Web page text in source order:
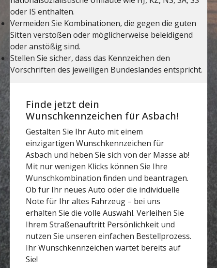
Finde jetzt dein
Wunschkennzeichen für Asbach!
Gestalten Sie Ihr Auto mit einem
einzigartigen Wunschkennzeichen für
Asbach und heben Sie sich von der Masse ab!
Mit nur wenigen Klicks können Sie Ihre
Wunschkombination finden und beantragen.
Ob für Ihr neues Auto oder die individuelle
Note für Ihr altes Fahrzeug – bei uns
erhalten Sie die volle Auswahl. Verleihen Sie
Ihrem Straßenauftritt Persönlichkeit und
nutzen Sie unseren einfachen Bestellprozess.
Ihr Wunschkennzeichen wartet bereits auf
Sie!